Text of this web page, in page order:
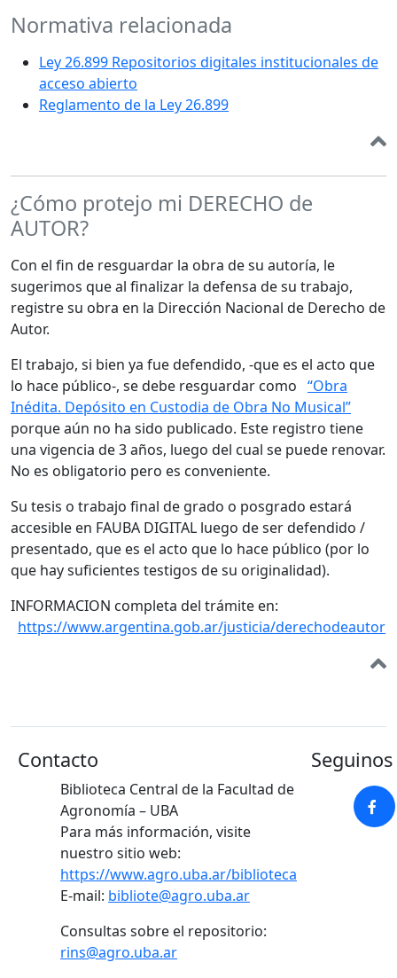
Normativa relacionada
Ley 26.899 Repositorios digitales institucionales de
acceso abierto
Reglamento de la Ley 26.899
¿Cómo protejo mi DERECHO de
AUTOR?
Con el fin de resguardar la obra de su autoría, le
sugerimos que al finalizar la defensa de su trabajo,
registre su obra en la Dirección Nacional de Derecho de
Autor.
El trabajo, si bien ya fue defendido, -que es el acto que
lo hace público-, se debe resguardar como “Obra
Inédita. Depósito en Custodia de Obra No Musical”
porque aún no ha sido publicado. Este registro tiene
una vigencia de 3 años, luego del cual se puede renovar.
No es obligatorio pero es conveniente.
Su tesis o trabajo final de grado o posgrado estará
accesible en FAUBA DIGITAL luego de ser defendido /
presentado, que es el acto que lo hace público (por lo
que hay suficientes testigos de su originalidad).
INFORMACION completa del trámite en:
https://www.argentina.gob.ar/justicia/derechodeautor
Contacto
Biblioteca Central de la Facultad de
Agronomía – UBA
Para más información, visite
nuestro sitio web:
https://www.agro.uba.ar/biblioteca
E-mail: bibliote@agro.uba.ar
Consultas sobre el repositorio:
rins@agro.uba.ar